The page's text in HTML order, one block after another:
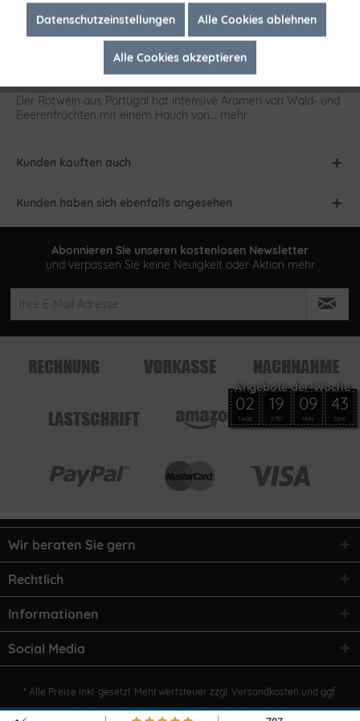
Der Rotwein aus Portugal hat intensive Aromen von Wald- und
Beerenfrüchten mit einem Hauch von... mehr
Kunden kauften auch
Kunden haben sich ebenfalls angesehen
Abonnieren Sie unseren kostenlosen Newsletter
und verpassen Sie keine Neuigkeit oder Aktion mehr
Wir beraten Sie gern
Rechtlich
Informationen
Social Media
* Alle Preise inkl. gesetzl. Mehrwertsteuer zzgl. Versandkosten und ggf.
Nachnahmegebühren, wenn nicht anders beschrieben
Marketing Inaktiv
Datenschutzeinstellungen Alle Cookies ablehnen
Alle Cookies akzeptieren
02
TAGE
19
STD
09
MIN
43
SEK